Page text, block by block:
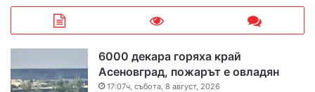
6000 декара горяха край
Асеновград, пожарът е овладян
17:07ч, събота, 8 август, 2026